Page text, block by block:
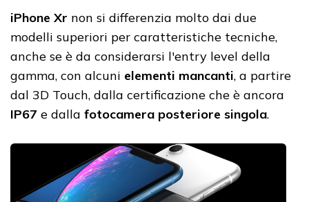
iPhone Xr non si differenzia molto dai due
modelli superiori per caratteristiche tecniche,
anche se è da considerarsi l'entry level della
gamma, con alcuni elementi mancanti, a partire
dal 3D Touch, dalla certificazione che è ancora
IP67 e dalla fotocamera posteriore singola.